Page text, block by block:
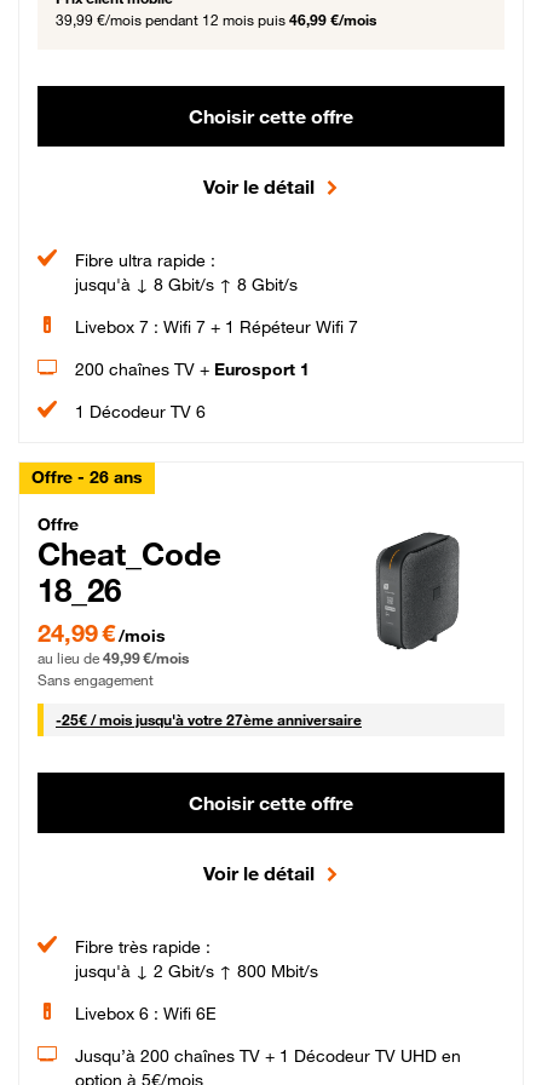
39,99 €/mois pendant 12 mois puis 46,99 €/mois
Choisir cette offre
Voir le détail
Fibre ultra rapide :
jusqu'à ↓ 8 Gbit/s ↑ 8 Gbit/s
Livebox 7 : Wifi 7 + 1 Répéteur Wifi 7
200 chaînes TV + Eurosport 1
1 Décodeur TV 6
Offre - 26 ans
Cheat_Code Fibre_18_26
Offre
Cheat_Code
18_26
24,99 € par mois pendant 0 mois puis 49,99 € par mois, Sans engagement
24,99 €/mois
au lieu de 49,99 €/mois
Sans engagement
-25€ / mois25 € par mois
jusqu'à votre 27ème anniversaire
Choisir cette offre
Voir le détail
Fibre très rapide :
jusqu'à ↓ 2 Gbit/s ↑ 800 Mbit/s
Livebox 6 : Wifi 6E
Jusqu’à 200 chaînes TV + 1 Décodeur TV UHD en
option à 5€/mois